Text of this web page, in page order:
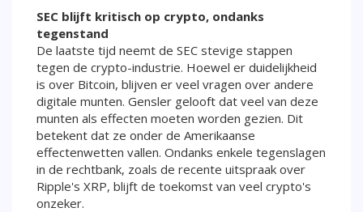
SEC blijft kritisch op crypto, ondanks
tegenstand
De laatste tijd neemt de SEC stevige stappen
tegen de crypto-industrie. Hoewel er duidelijkheid
is over Bitcoin, blijven er veel vragen over andere
digitale munten. Gensler gelooft dat veel van deze
munten als effecten moeten worden gezien. Dit
betekent dat ze onder de Amerikaanse
effectenwetten vallen. Ondanks enkele tegenslagen
in de rechtbank, zoals de recente uitspraak over
Ripple's XRP, blijft de toekomst van veel crypto's
onzeker.